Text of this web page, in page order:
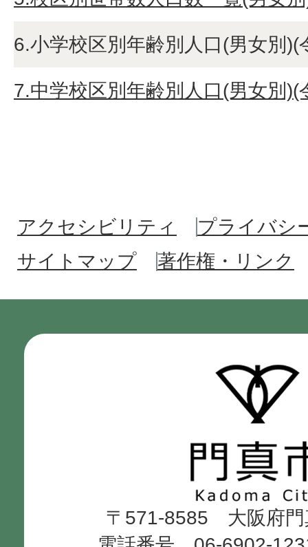
6.小学校区別年齢別人口(男女別)(
7.中学校区別年齢別人口(男女別)(
アクセシビリティ
プライバシ
サイトマップ
著作権・リンク
市
Kadoma
City
〒571-8585 大阪府門